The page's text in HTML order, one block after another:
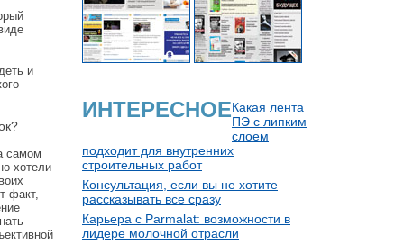
и
самом
хотели
факт,
ИНТЕРЕСНОЕКакая лента
ПЭ с липким
слоем
подходит для внутренних
строительных работ
Консультация, если вы не хотите
рассказывать все сразу
Карьера с Parmalat: возможности в
лидере молочной отрасли